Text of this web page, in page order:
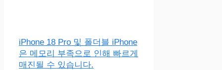
iPhone 18 Pro 및 폴더블 iPhone
은 메모리 부족으로 인해 빠르게
매진될 수 있습니다.